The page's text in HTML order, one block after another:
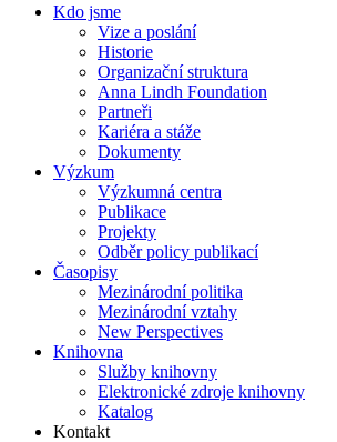
Kdo jsme
Vize a poslání
Historie
Organizační struktura
Anna Lindh Foundation
Partneři
Kariéra a stáže
Dokumenty
Výzkum
Výzkumná centra
Publikace
Projekty
Odběr policy publikací
Časopisy
Mezinárodní politika
Mezinárodní vztahy
New Perspectives
Knihovna
Služby knihovny
Elektronické zdroje knihovny
Katalog
Kontakt